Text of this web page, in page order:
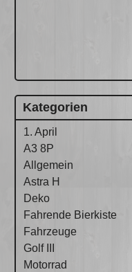
Kategorien
1. April
A3 8P
Allgemein
Astra H
Deko
Fahrende Bierkiste
Fahrzeuge
Golf III
Motorrad